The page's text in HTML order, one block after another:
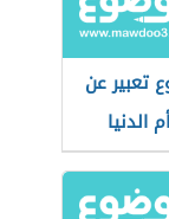
تعبير عن
الدنيا